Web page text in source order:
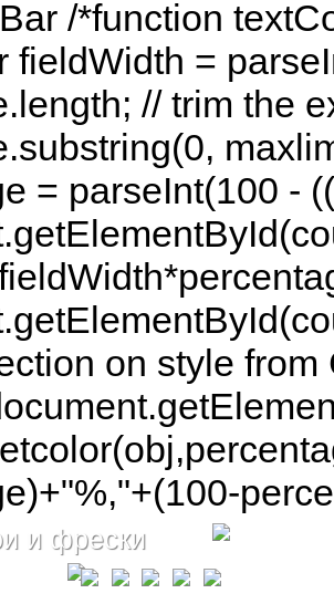
/*function
fieldWidth =
// trim the
= parseInt(100 -
on style
и фрески